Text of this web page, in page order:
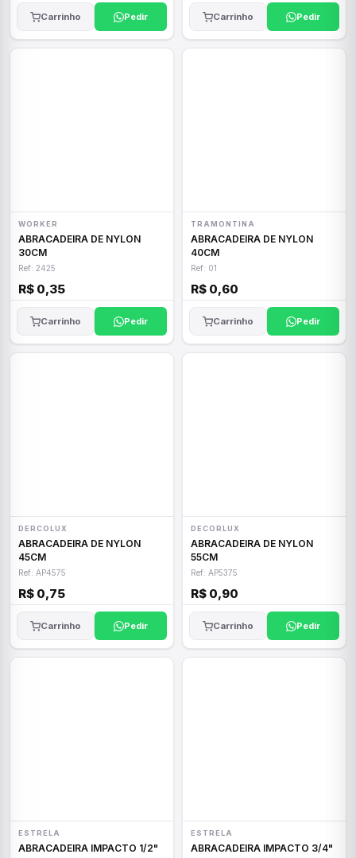
Carrinho Pedir Carrinho Pedir
WORKER
ABRACADEIRA DE NYLON
30CM
Ref: 2425
R$ 0,35
Carrinho Pedir
TRAMONTINA
ABRACADEIRA DE NYLON
40CM
Ref: 01
R$ 0,60
Carrinho Pedir
DERCOLUX
ABRACADEIRA DE NYLON
45CM
Ref: AP4575
R$ 0,75
Carrinho Pedir
DECORLUX
ABRACADEIRA DE NYLON
55CM
Ref: AP5375
R$ 0,90
Carrinho Pedir
ESTRELA
ABRACADEIRA IMPACTO 1/2"
ESTRELA
ABRACADEIRA IMPACTO 3/4"